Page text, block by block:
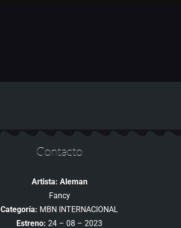
Contacto
Artista: Aleman
Fancy
Categoría: MBN INTERNACIONAL
Estreno: 24 – 08 – 2023